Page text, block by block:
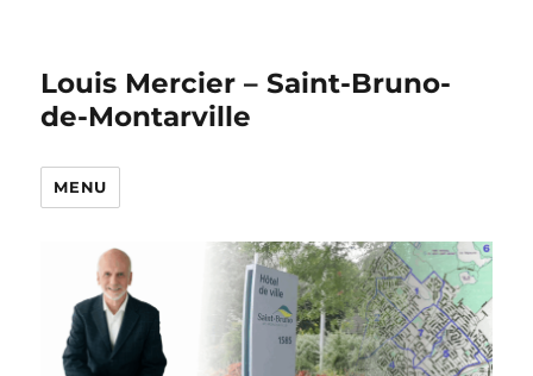
Louis Mercier – Saint-Bruno-
de-Montarville
MENU